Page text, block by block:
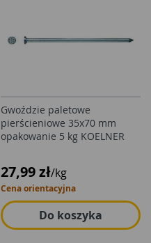
Gwoździe paletowe
pierścieniowe 35x70 mm
opakowanie 5 kg KOELNER
27,99 zł/kg
Cena orientacyjna
Do koszyka